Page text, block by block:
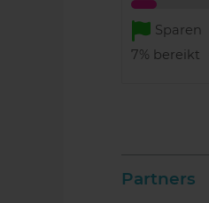
Sparen
7% bereikt
Partners